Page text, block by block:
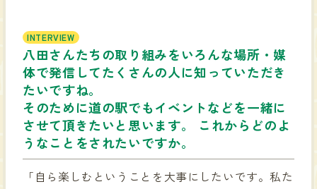
INTERVIEW
八田さんたちの取り組みをいろんな場所・媒
体で発信してたくさんの人に知っていただき
たいですね。
そのために道の駅でもイベントなどを一緒に
させて頂きたいと思います。 これからどのよ
うなことをされたいですか。
「自ら楽しむということを大事にしたいです。私た